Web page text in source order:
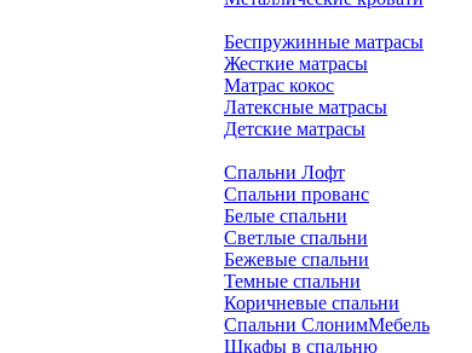
Беспружинные матрасы
Жесткие матрасы
Матрас кокос
Латексные матрасы
Детские матрасы
Спальни Лофт
Спальни прованс
Белые спальни
Светлые спальни
Бежевые спальни
Темные спальни
Коричневые спальни
Спальни СлонимМебель
Шкафы в спальню